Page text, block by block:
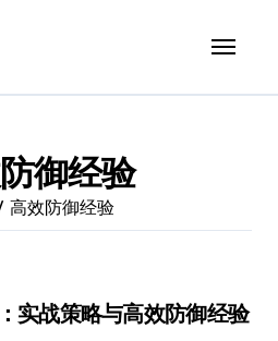
御经验
高效防御经验
实战策略与高效防御经验